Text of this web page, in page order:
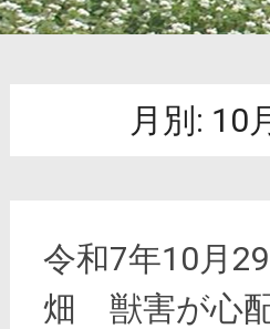
月別: 10
令和7年10月
畑 獣害が心